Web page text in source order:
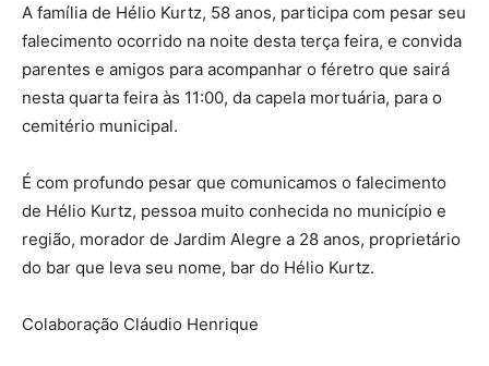
A família de Hélio Kurtz, 58 anos, participa com pesar seu
falecimento ocorrido na noite desta terça feira, e convida
parentes e amigos para acompanhar o féretro que sairá
nesta quarta feira às 11:00, da capela mortuária, para o
cemitério municipal.
É com profundo pesar que comunicamos o falecimento
de Hélio Kurtz, pessoa muito conhecida no município e
região, morador de Jardim Alegre a 28 anos, proprietário
do bar que leva seu nome, bar do Hélio Kurtz.
Colaboração Cláudio Henrique